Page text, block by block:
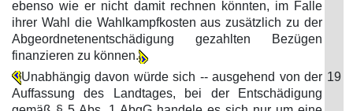
ebenso wie er nicht damit rechnen könnten, im Falle
ihrer Wahl die Wahlkampfkosten aus zusätzlich zu der
Abgeordnetenentschädigung gezahlten Bezügen
finanzieren zu können.
Unabhängig davon würde sich -- ausgehend von der
Auffassung des Landtages, bei der Entschädigung
19